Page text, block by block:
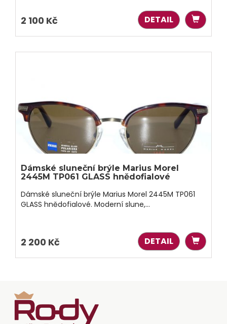
2 100 Kč DETAIL
Dámské sluneční brýle Marius Morel
2445M TP061 GLASS hnědofialové
Dámské sluneční brýle Marius Morel 2445M TP061
GLASS hnědofialové. Moderní slune,...
2 200 Kč DETAIL